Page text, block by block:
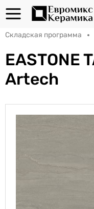
Складская программа
EASTONE
Artech